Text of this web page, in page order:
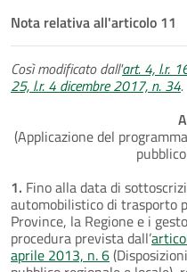
Nota relativa all'articolo 11
Così modificato dall'art. 4, l.r.
25, l.r. 4 dicembre 2017, n. 34.
(Applicazione del
1. Fino alla data di
automobilistico di trasporto
Province, la Regione e i
procedura prevista dall’
aprile 2013, n. 6